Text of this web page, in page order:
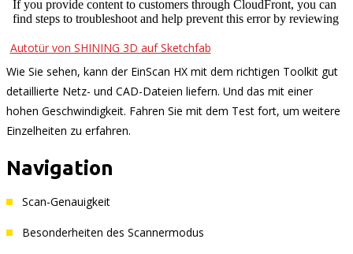
Autotür von SHINING 3D auf Sketchfab
Wie Sie sehen, kann der EinScan HX mit dem richtigen Toolkit gut
detaillierte Netz- und CAD-Dateien liefern. Und das mit einer
hohen Geschwindigkeit. Fahren Sie mit dem Test fort, um weitere
Einzelheiten zu erfahren.
Navigation
Scan-Genauigkeit
Besonderheiten des Scannermodus